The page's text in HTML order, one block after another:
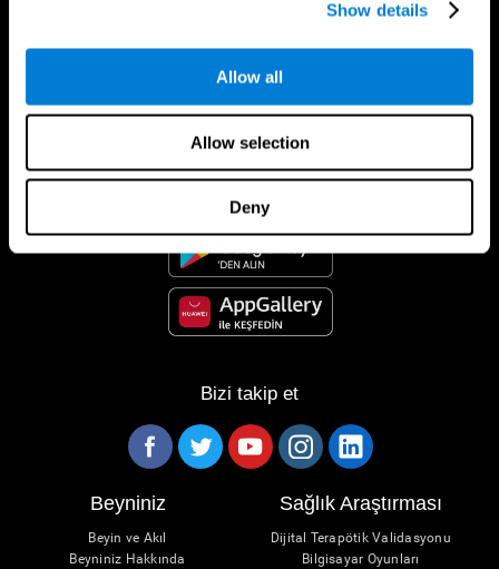
Show details
Allow all
Allow selection
Deny
CogniFit Uygulaması
Bizi takip et
Beyniniz
Beyin ve Akıl
Beyniniz Hakkında
Sağlık Araştırması
Dijital Terapötik Validasyonu
Bilgisayar Oyunları